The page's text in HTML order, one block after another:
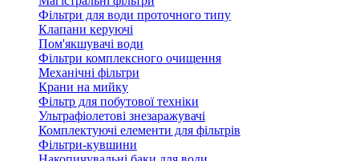
Фільтри для води проточного типу
Клапани керуючі
Пом'якшувачі води
Фільтри комплексного очищення
Механічні фільтри
Крани на мийку
Фільтр для побутової техніки
Ультрафіолетові знезаражувачі
Комплектуючі елементи для фільтрів
Фільтри-кувшини